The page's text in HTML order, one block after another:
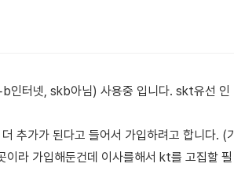
터넷, skb아님) 사용중 입니다. skt유선 인
추가가 된다고 들어서 가입하려고 합니다. (기
라 가입해둔건데 이사를해서 kt를 고집할 필